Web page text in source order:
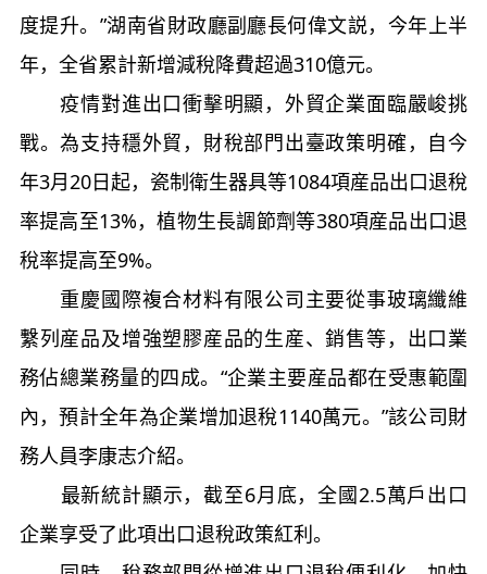
度提升。”湖南省財政廳副廳長何偉文説，今年上半
年，全省累計新增減稅降費超過310億元。
疫情對進出口衝擊明顯，外貿企業面臨嚴峻挑
戰。為支持穩外貿，財稅部門出臺政策明確，自今
年3月20日起，瓷制衛生器具等1084項産品出口退稅
率提高至13%，植物生長調節劑等380項産品出口退
稅率提高至9%。
重慶國際複合材料有限公司主要從事玻璃纖維
繫列産品及增強塑膠産品的生産、銷售等，出口業
務佔總業務量的四成。“企業主要産品都在受惠範圍
內，預計全年為企業增加退稅1140萬元。”該公司財
務人員李康志介紹。
最新統計顯示，截至6月底，全國2.5萬戶出口
企業享受了此項出口退稅政策紅利。